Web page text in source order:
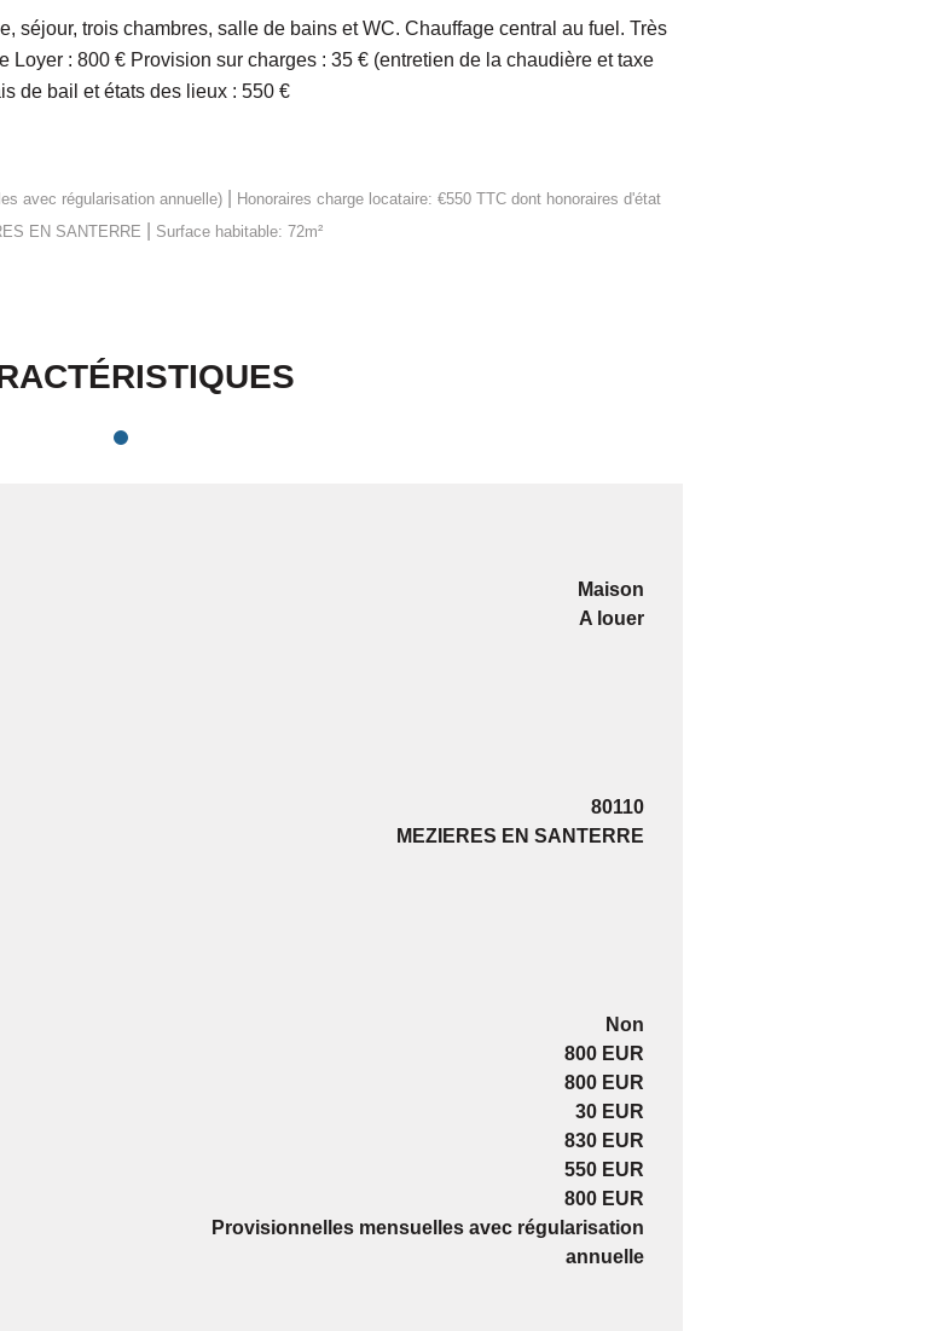
séjour, trois chambres, salle de bains et WC. Chauffage central au fuel. Très
: 800 € Provision sur charges : 35 € (entretien de la chaudière et taxe
de bail et états des lieux : 550 €
avec régularisation annuelle) Honoraires charge locataire: €550 TTC dont honoraires d'état
EN SANTERRE Surface habitable: 72m²
Maison
A louer
80110
MEZIERES EN SANTERRE
Non
800 EUR
800 EUR
30 EUR
830 EUR
550 EUR
800 EUR
Provisionnelles mensuelles avec régularisation
annuelle